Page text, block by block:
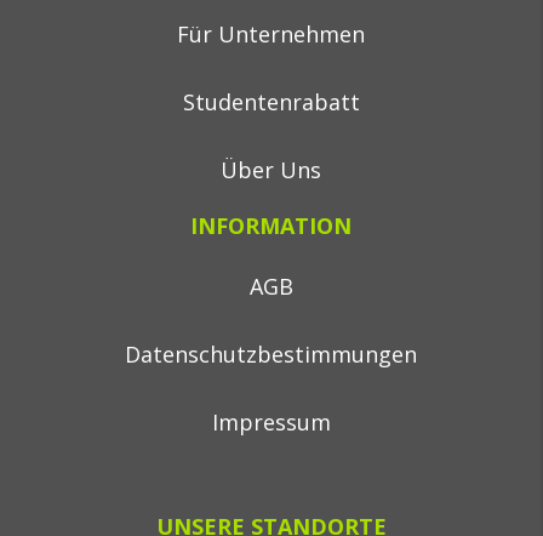
Für Unternehmen
Studentenrabatt
Über Uns
INFORMATION
AGB
Datenschutzbestimmungen
Impressum
UNSERE STANDORTE